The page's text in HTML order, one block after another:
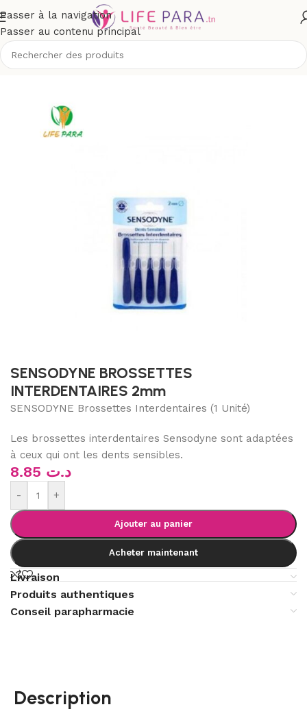
Passer à la navigation
Passer au contenu principal
Soins buccodentaires/Fil dentaire, brossette & accessoires
SENSODYNE BROSSETTES
INTERDENTAIRES 2mm
SENSODYNE Brossettes Interdentaires (1 Unité)
Les brossettes interdentaires Sensodyne sont adaptées
à ceux qui ont les dents sensibles.
د.ت
- +
Ajouter au panier
Acheter maintenant
Livraison
Produits authentiques
Conseil parapharmacie
Description